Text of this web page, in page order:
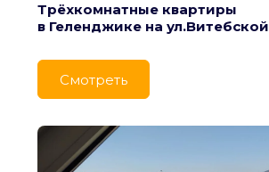
Трёхкомнатные квартиры
в Геленджике на ул.Витебской
Cмотреть